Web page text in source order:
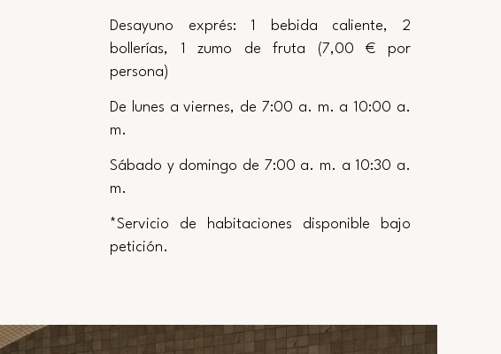
Desayuno exprés: 1 bebida caliente, 2
bollerías, 1 zumo de fruta (7,00 € por
persona)
De lunes a viernes, de 7:00 a. m. a 10:00 a.
m.
Sábado y domingo de 7:00 a. m. a 10:30 a.
m.
*Servicio de habitaciones disponible bajo
petición.